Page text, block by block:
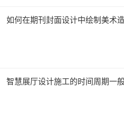
如何在期刊封面设计中绘制美术
智慧展厅设计施工的时间周期一般